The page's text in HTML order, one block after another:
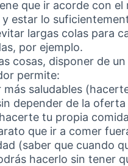
que ir acorde con el
y estar lo
largas colas para
por ejemplo.
cosas, disponer de
permite:
más saludables
depender de la
tu propia
que ir a comer
(saber que cuando
hacerlo sin tener